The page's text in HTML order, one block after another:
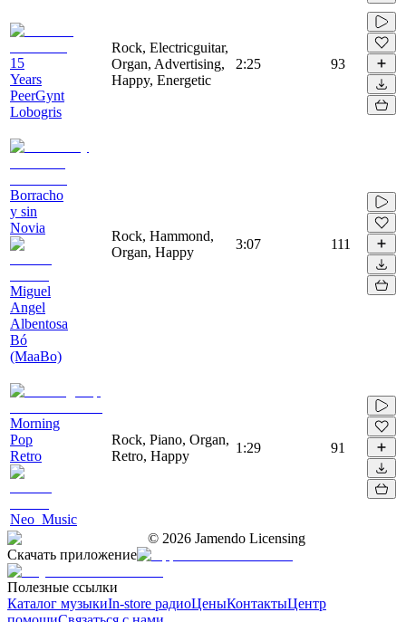
15
Years
PeerGynt
Lobogris
Rock, Electricguitar,
Organ, Advertising,
Happy, Energetic
2:25 93
Borracho
y sin
Novia
Miguel
Angel
Albentosa
Bó
(MaaBo)
Rock, Hammond,
Organ, Happy
3:07 111
Morning
Pop
Retro
Neo_Music
Rock, Piano, Organ,
Retro, Happy
1:29 91
© 2026 Jamendo Licensing
Скачать приложение
Полезные ссылки
Каталог музыкиIn-store радиоЦеныКонтактыЦентр